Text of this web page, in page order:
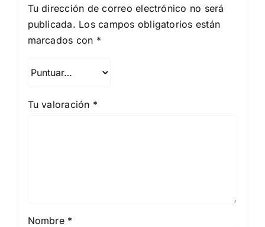
Tu dirección de correo electrónico no será
publicada. Los campos obligatorios están
marcados con *
Tu valoración *
Nombre *